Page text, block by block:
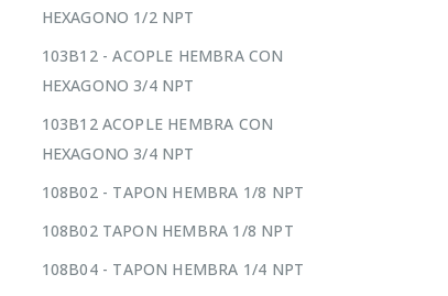
HEXAGONO 1/2 NPT
103B12 - ACOPLE HEMBRA CON
HEXAGONO 3/4 NPT
103B12 ACOPLE HEMBRA CON
HEXAGONO 3/4 NPT
108B02 - TAPON HEMBRA 1/8 NPT
108B02 TAPON HEMBRA 1/8 NPT
108B04 - TAPON HEMBRA 1/4 NPT